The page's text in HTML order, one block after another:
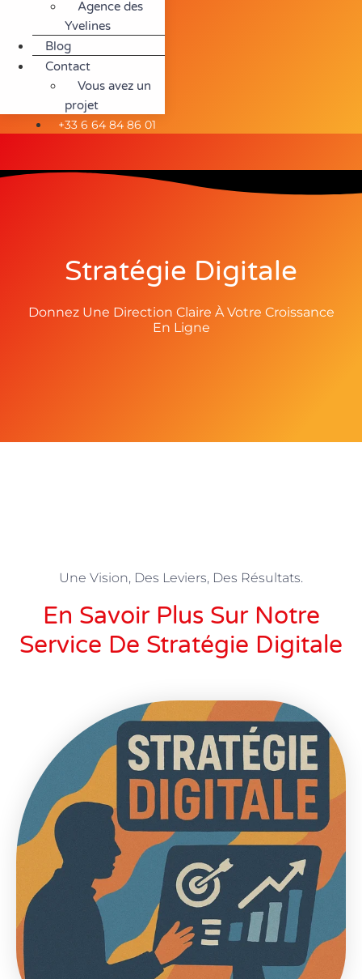
Agence des
Yvelines
Blog
Contact
Vous avez un
projet
+33 6 64 84 86 01
Stratégie Digitale
Donnez Une Direction Claire À Votre Croissance
En Ligne
Une Vision, Des Leviers, Des Résultats.
En Savoir Plus Sur Notre
Service De Stratégie Digitale